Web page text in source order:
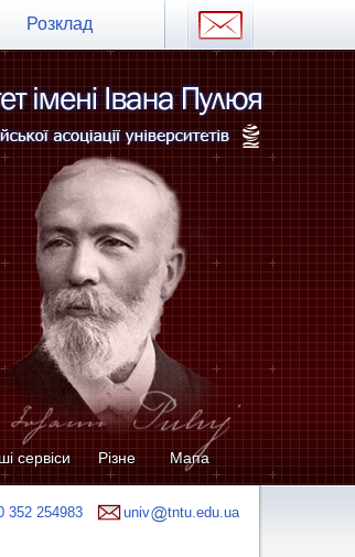
Розклад
сервіси Різне Мапа
352 254983 univ tntu.edu.ua